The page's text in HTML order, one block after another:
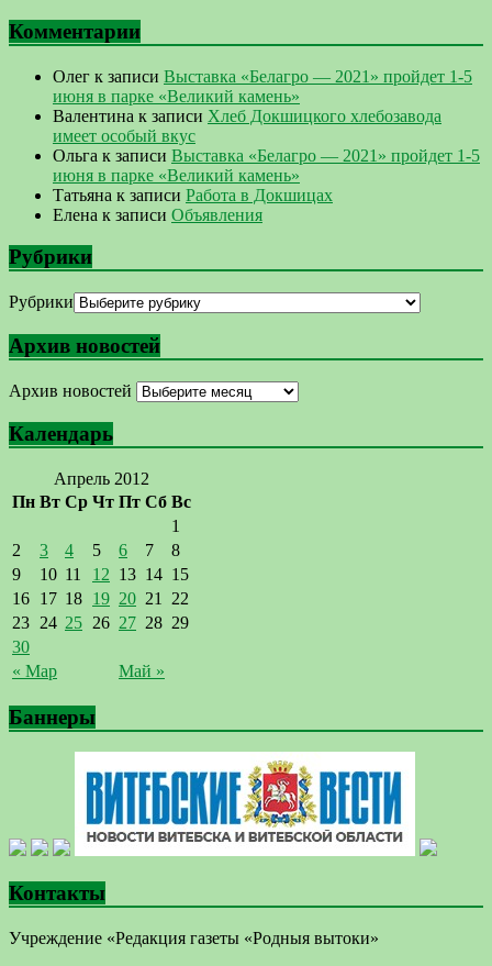
Комментарии
Олег к записи Выставка «Белагро — 2021» пройдет 1-5
июня в парке «Великий камень»
Валентина к записи Хлеб Докшицкого хлебозавода
имеет особый вкус
Ольга к записи Выставка «Белагро — 2021» пройдет 1-5
июня в парке «Великий камень»
Татьяна к записи Работа в Докшицах
Елена к записи Объявления
Рубрики
Рубрики
Архив новостей
Архив новостей
Календарь
Апрель 2012
Пн Вт Ср Чт Пт Сб Вс
« Мар Май »
1
2
3 4 5 6 7
8
9
10 11 12 13 14 15
16 17 18 19 20 21
22
23 24 25 26 27 28 29
30
Баннеры
Контакты
Учреждение «Редакция газеты «Родныя вытоки»